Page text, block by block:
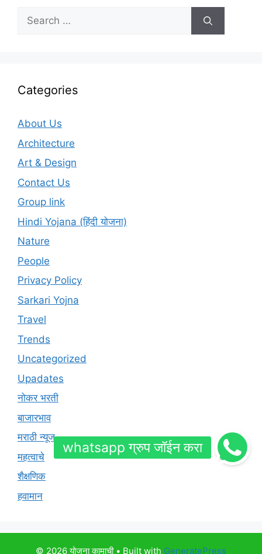
Search
for:
Categories
About Us
Architecture
Art & Design
Contact Us
Group link
Hindi Yojana (हिंदी योजना)
Nature
People
Privacy Policy
Sarkari Yojna
Travel
Trends
Uncategorized
Upadates
नोकर भरती
बाजारभाव
मराठी न्यूज
महत्वाचे
शैक्षणिक
हवामान
© 2026 योजना कामाची• Built with GeneratePress